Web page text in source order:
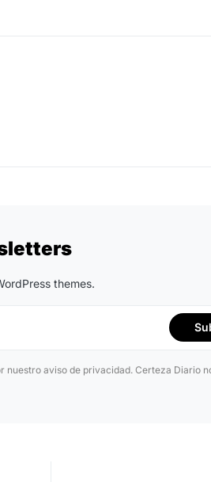
themes.
nuestro aviso de privacidad. Certeza Diario